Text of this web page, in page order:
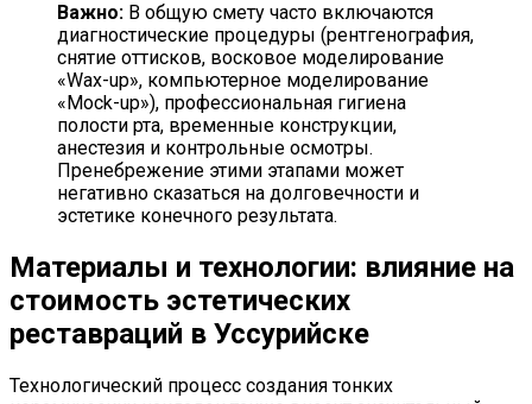
Важно: В общую смету часто включаются
диагностические процедуры (рентгенография,
снятие оттисков, восковое моделирование
«Wax-up», компьютерное моделирование
«Mock-up»), профессиональная гигиена
полости рта, временные конструкции,
анестезия и контрольные осмотры.
Пренебрежение этими этапами может
негативно сказаться на долговечности и
эстетике конечного результата.
Материалы и технологии: влияние на
стоимость эстетических
реставраций в Уссурийске
Технологический процесс создания тонких